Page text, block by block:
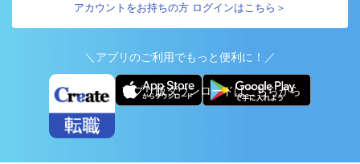
アカウントをお持ちの方 ログインはこちら＞
＼アプリのご利用でもっと便利に！／
アプリ版ダウンロードはこちらから